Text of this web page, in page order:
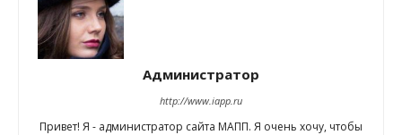
Администратор
http://www.iapp.ru
Привет! Я - администратор сайта МАПП. Я очень хочу, чтобы